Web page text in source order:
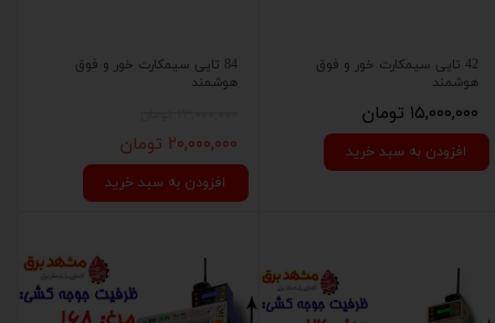
42 تایی سیمکارت خور و فوق
هوشمند
۱۵,۰۰۰,۰۰۰ تومان
افزودن به سبد خرید
84 تایی سیمکارت خور و فوق
هوشمند
۲۰,۰۰۰,۰۰۰ تومان
افزودن به سبد خرید